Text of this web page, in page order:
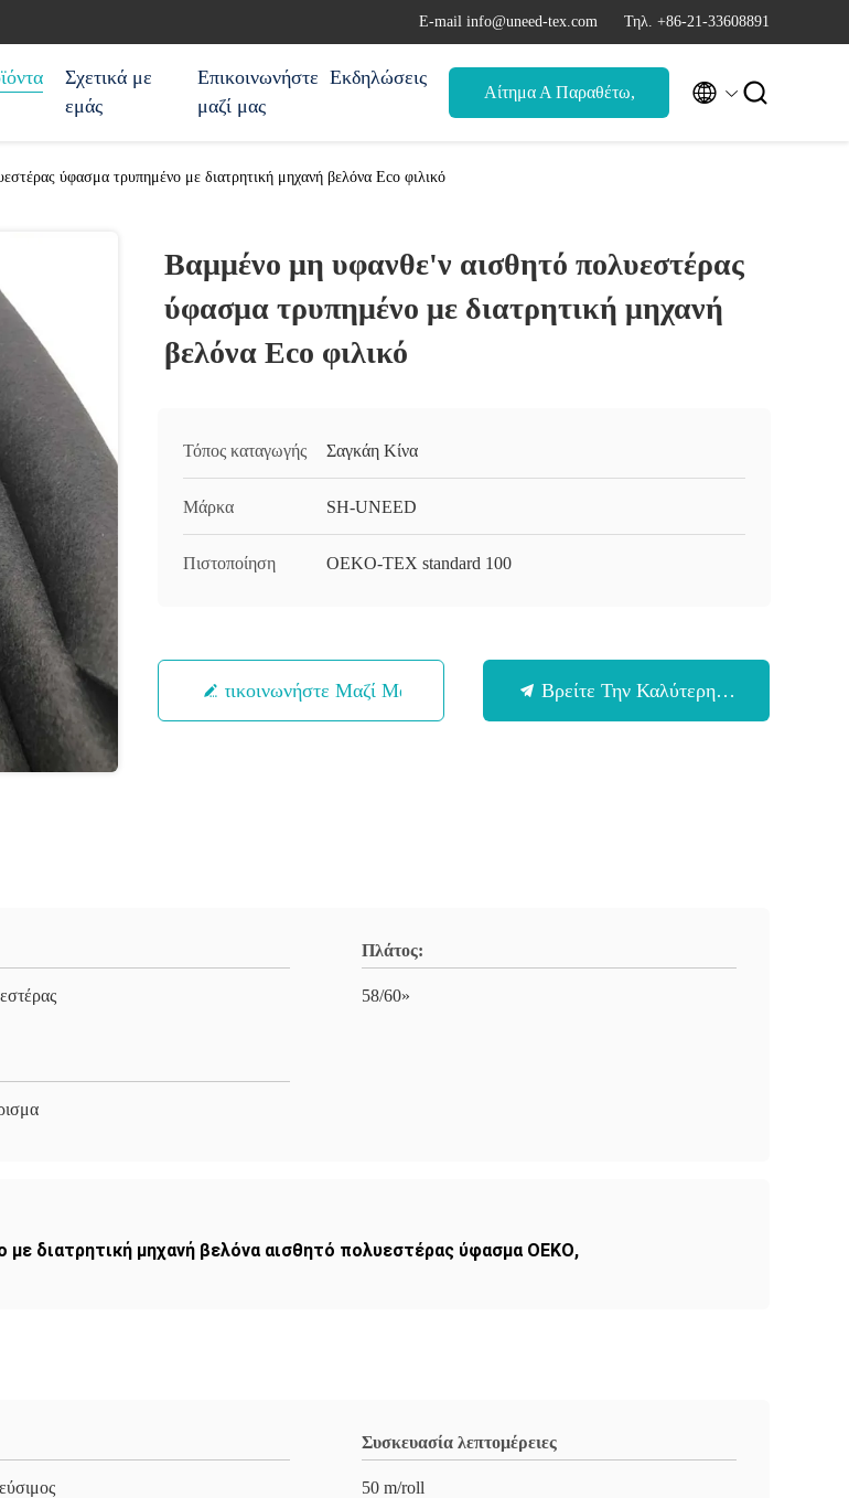
Ε-mail info@uneed-tex.com Τηλ. +86-21-33608891
Σχετικά με
εμάς
Επικοινωνήστε
μαζί μας
Εκδηλώσεις
Αίτημα Α Παραθέτω,  
ύφασμα τρυπημένο με διατρητική μηχανή βελόνα Eco φιλικό
Βαμμένο μη υφανθε'ν αισθητό πολυεστέρας
ύφασμα τρυπημένο με διατρητική μηχανή
βελόνα Eco φιλικό
Τόπος καταγωγής Σαγκάη Κίνα
Μάρκα SH-UNEED
Πιστοποίηση OEKO-TEX standard 100
Επικοινωνήστε Μαζί Μας Βρείτε Την Καλύτερη Τιμή
Πλάτος:
58/60»
με διατρητική μηχανή βελόνα αισθητό πολυεστέρας ύφασμα OEKO,
Συσκευασία λεπτομέρειες
50 m/roll